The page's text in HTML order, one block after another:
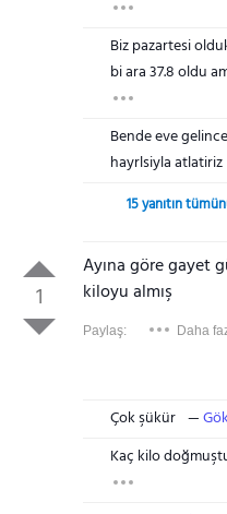
Biz pazartesi
bi ara 37.8 oldu
Bende eve
hayrlsiyla atlatiriz
15 yanıtın
1
Ayına göre gayet
kiloyu almış
Paylaş: Daha
Çok şükür
Kaç kilo